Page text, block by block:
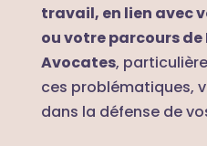
travail, en lien avec
ou votre parcours de
Avocates,
ces problématiques,
dans la défense de